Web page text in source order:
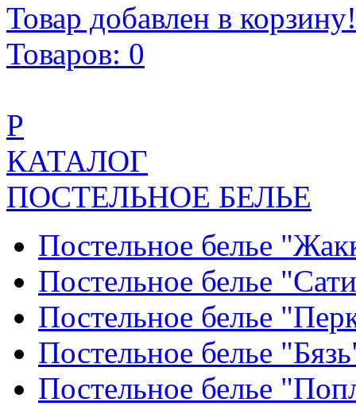
Товар добавлен в корзину!
Товаров: 0
Р
КАТАЛОГ
ПОСТЕЛЬНОЕ БЕЛЬЕ
Постельное белье
Постельное белье
Постельное белье
Постельное белье
Постельное белье